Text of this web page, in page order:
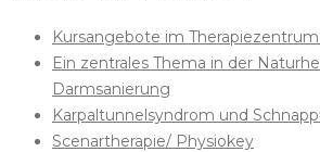
Kursangebote im
Ein zentrales Thema in der
Darmsanierung
Karpaltunnelsyndrom und
Scenartherapie/ Physiokey